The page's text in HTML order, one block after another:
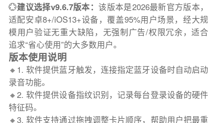
💮建议选择v9.6.7版本：该版本是2026最新官方版本，
适配安卓8+/iOS13+设备，覆盖95%用户场景，经大规
模用户验证无重大缺陷，无强制广告/权限冗余，适合
追求“省心使用”的大多数用户。
版本使用说明
🔸1. 软件提供蓝牙触发，连接指定蓝牙设备时自动启动
录音功能。
🔸2. 软件提供设备指纹识别，记录每台登录设备的硬件
特征码。
🔸3. 软件支持通过拖拽调整卡片顺序，帮助用户把最重